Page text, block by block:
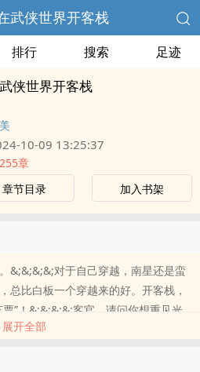
武侠世界开客栈
排行 搜索 足迹
侠世界开客栈
10-09 13:25:37
章
章节目录 加入书架
&;&;&;&;对于自己穿越，南星还是蛮
总比白板一个穿越来的好。开客栈，
”！&;&;&;&;客官，请问你想重见光
展开全部